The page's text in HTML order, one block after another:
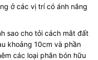
ở các vị trí có ánh nắng
sao cho tỏi cách mắt đất
khoảng 10cm và phần
các loại phân bón hữu